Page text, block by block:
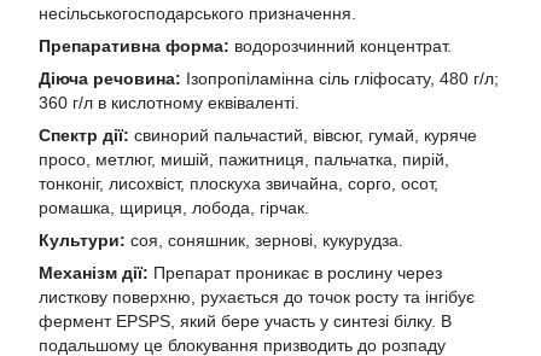
несільськогосподарського призначення.
Препаративна форма: водорозчинний концентрат.
Діюча речовина: Ізопропіламінна сіль гліфосату, 480 г/л;
360 г/л в кислотному еквіваленті.
Спектр дії: свинорий пальчастий, вівсюг, гумай, куряче
просо, метлюг, мишій, пажитниця, пальчатка, пирій,
тонконіг, лисохвіст, плоскуха звичайна, сорго, осот,
ромашка, щириця, лобода, гірчак.
Культури: соя, соняшник, зернові, кукурудза.
Механізм дії: Препарат проникає в рослину через
листкову поверхню, рухається до точок росту та інгібує
фермент EPSPS, який бере участь у синтезі білку. В
подальшому це блокування призводить до розпаду